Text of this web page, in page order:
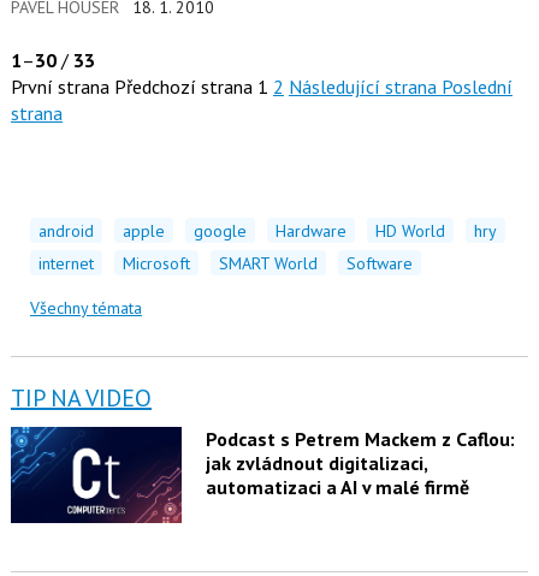
PAVEL HOUSER 18. 1. 2010
1–30/ 33
První strana Předchozí strana 1 2 Následující strana Poslední
strana
android apple google Hardware HD World
hry
internet
Microsoft SMART World Software
Všechny témata
TIP NA VIDEO
Podcast s Petrem Mackem z Caflou:
jak zvládnout digitalizaci,
automatizaci a AI v malé firmě